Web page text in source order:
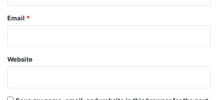
Email *
Website